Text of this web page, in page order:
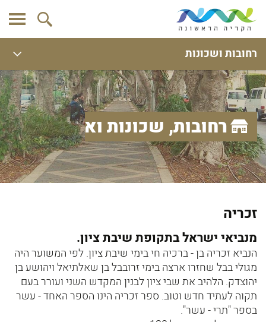
רחובות ושכונות
רחובות, שכונות ואתרים
זכריה
מנביאי ישראל בתקופת שיבת ציון.
הנביא זכריה בן - ברכיה חי בימי שיבת ציון. לפי המשוער היה
מגולי בבל שחזרו ארצה בימי זרובבל בן שאלתיאל ויהושע בן
יהוצדק. הלהיב את שבי ציון לבנין המקדש השני ועורר בעם
תקוה לעתיד חדש וטוב. ספר זכריה הינו הספר האחד - עשר
בספר "תרי - עשר".